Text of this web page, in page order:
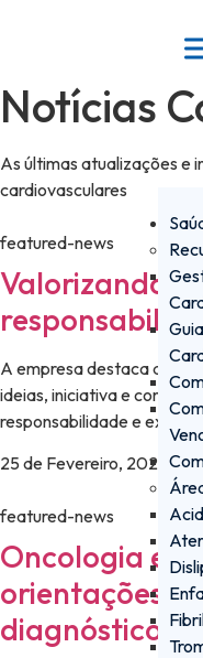
conteúdo
Notícias
As últimas atualizações e
cardiovasculares
featured-news
Valorizando
A empresa destaca a
ideias, iniciativa e
responsabilidade e
25 de Fevereiro, 2026
featured-news
Oncologia em
orientações
diagnóstico